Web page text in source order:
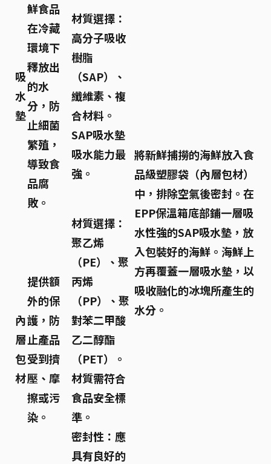
吸
水
墊
鮮食品
在冷藏
環境下
釋放出
的水
分，防
止細菌
繁殖，
導致食
品腐
敗。
材質選擇：
高分子吸收
樹脂
（SAP）、
纖維素、複
合材料。
SAP吸水墊
吸水能力最
強。
將新鮮捕撈的海鮮放入食
品級塑膠袋（內層包材）
中，排除空氣後密封。在
EPP保溫箱底部鋪一層吸
水性強的SAP吸水墊，放
入包裝好的海鮮。海鮮上
方再覆蓋一層吸水墊，以
吸收融化的冰塊所產生的
水分。
內
層
包
材
提供額
外的保
護，防
止產品
受到擠
壓、摩
擦或污
染。
材質選擇：
聚乙烯
（PE）、聚
丙烯
（PP）、聚
對苯二甲酸
乙二醇酯
（PET）。
材質需符合
食品安全標
準。
密封性： 應
具有良好的